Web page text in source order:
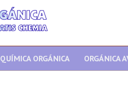
QUÍMICA ORGÁNICA ORGÁNICA